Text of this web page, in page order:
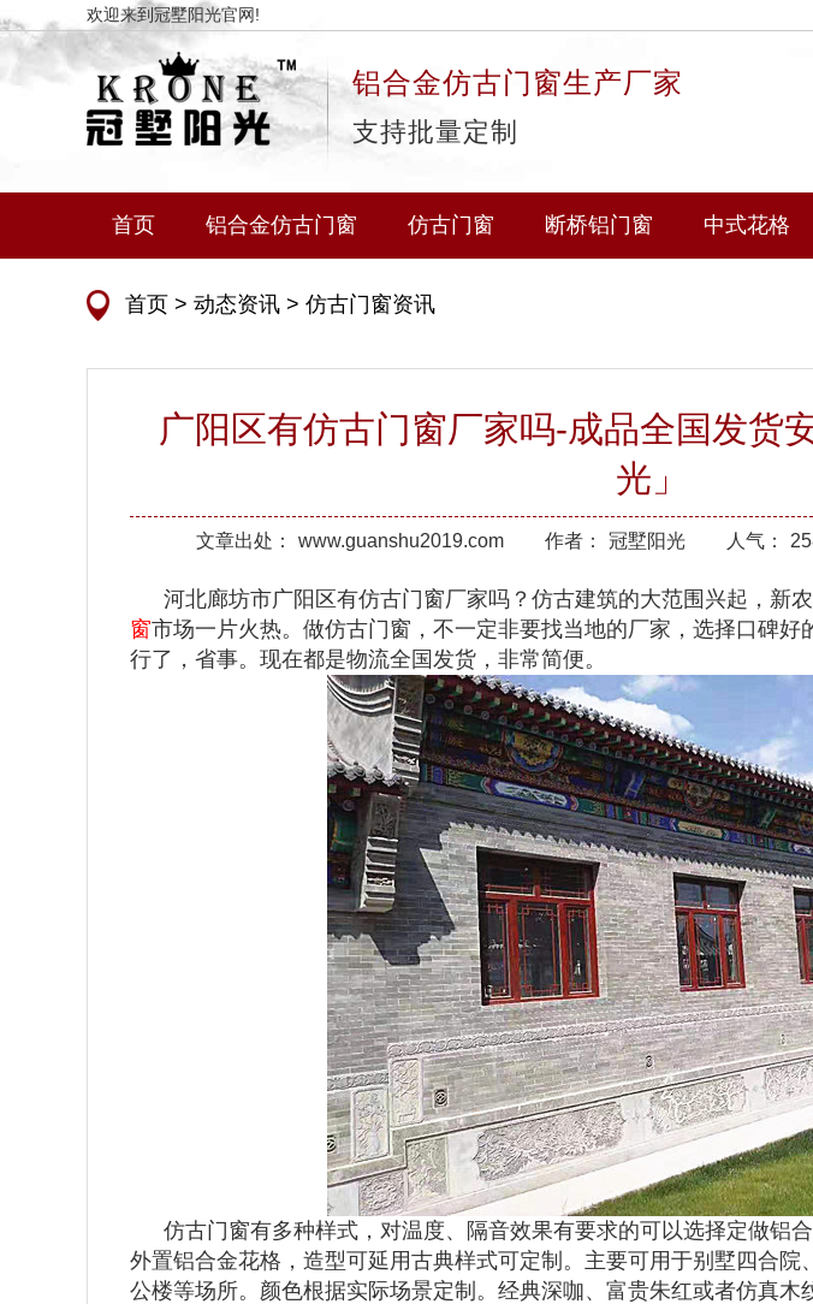
欢迎来到冠墅阳光官网!
铝合金仿古门窗生产厂家
支持批量定制
首页 铝合金仿古门窗 仿古门窗 断桥铝门窗 中式花格
首页 > 动态资讯 > 仿古门窗资讯
广阳区有仿古门窗厂家吗-成品全国发货
光」
文章出处： www.guanshu2019.com 作者： 冠墅阳光 人气：
河北廊坊市广阳区有仿古门窗厂家吗？仿古建筑的大范围兴起，新
窗市场一片火热。做仿古门窗，不一定非要找当地的厂家，选择口碑
行了，省事。现在都是物流全国发货，非常简便。
仿古门窗有多种样式，对温度、隔音效果有要求的可以选择定做铝
外置铝合金花格，造型可延用古典样式可定制。主要可用于别墅四合
公楼等场所。颜色根据实际场景定制。经典深咖、富贵朱红或者仿真木